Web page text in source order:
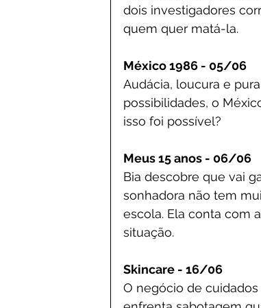
dois investigadores
quem quer matá-la.
México 1986 - 05/06
Audácia, loucura e
possibilidades, o
isso foi possível?
Meus 15 anos - 06/06
Bia descobre que vai
sonhadora não tem
escola. Ela conta com
situação.
Skincare - 16/06
O negócio de